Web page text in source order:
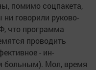
помимо соцпакета,
ни говорили руково­
что программа
проводить
- ин­
больным). Мол, время